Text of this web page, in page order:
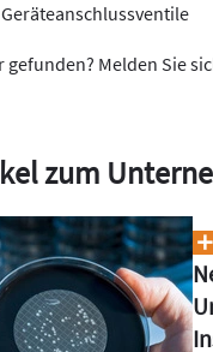
Geräteanschlussventile
gefunden? Melden Sie
zum